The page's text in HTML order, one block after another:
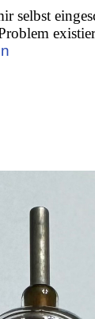
selbst